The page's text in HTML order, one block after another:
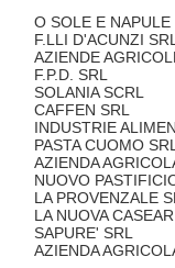
O SOLE E NAPULE
F.LLI D'ACUNZI
AZIENDE
F.P.D. SRL
SOLANIA SCRL
CAFFEN SRL
INDUSTRIE
PASTA CUOMO
AZIENDA
NUOVO
LA PROVENZALE
LA NUOVA
SAPURE' SRL
AZIENDA